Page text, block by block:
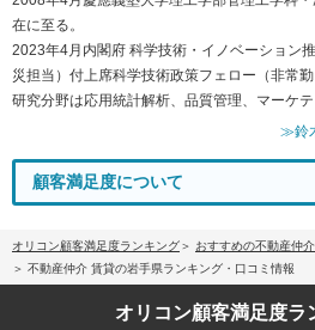
在に至る。
2023年4月内閣府 科学技術・イノベーション
災担当）付上席科学技術政策フェロー（非常勤
研究分野は応用統計解析、品質管理、マーケテ
≫鈴
顧客満足度について
オリコン顧客満足度ランキング おすすめの不動産仲
不動産仲介 賃貸の岩手県ランキング・口コミ情報
オリコン顧客満足度ラ